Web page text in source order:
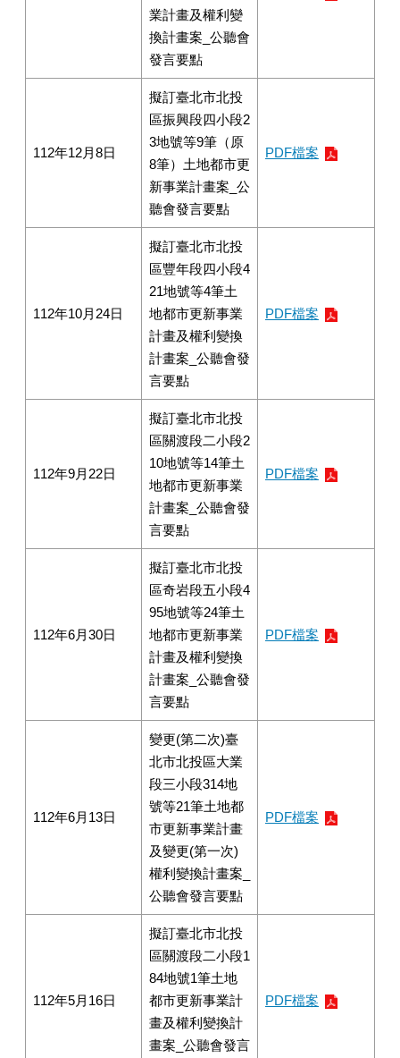
業計畫及權利變
換計畫案_公聽會
發言要點
112年12月8日
擬訂臺北市北投
區振興段四小段2
3地號等9筆（原
8筆）土地都市更
新事業計畫案_公
聽會發言要點
PDF檔案
112年10月24日
擬訂臺北市北投
區豐年段四小段4
21地號等4筆土
地都市更新事業
計畫及權利變換
計畫案_公聽會發
言要點
PDF檔案
112年9月22日
擬訂臺北市北投
區關渡段二小段2
10地號等14筆土
地都市更新事業
計畫案_公聽會發
言要點
PDF檔案
112年6月30日
擬訂臺北市北投
區奇岩段五小段4
95地號等24筆土
地都市更新事業
計畫及權利變換
計畫案_公聽會發
言要點
PDF檔案
112年6月13日
變更(第二次)臺
北市北投區大業
段三小段314地
號等21筆土地都
市更新事業計畫
及變更(第一次)
權利變換計畫案_
公聽會發言要點
PDF檔案
112年5月16日
擬訂臺北市北投
區關渡段二小段1
84地號1筆土地
都市更新事業計
畫及權利變換計
畫案_公聽會發言
PDF檔案